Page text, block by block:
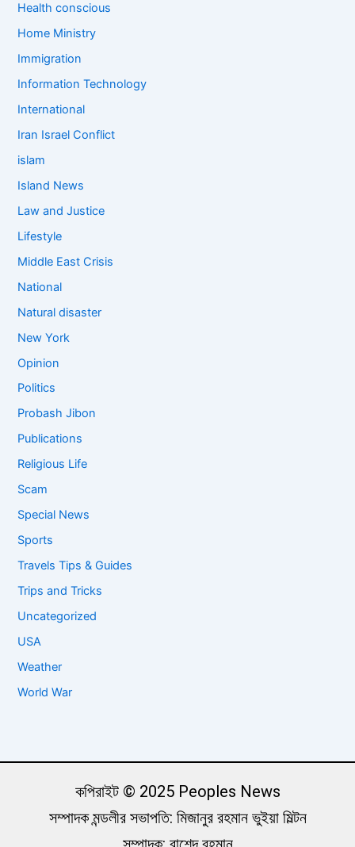
Health conscious
Home Ministry
Immigration
Information Technology
International
Iran Israel Conflict
islam
Island News
Law and Justice
Lifestyle
Middle East Crisis
National
Natural disaster
New York
Opinion
Politics
Probash Jibon
Publications
Religious Life
Scam
Special News
Sports
Travels Tips & Guides
Trips and Tricks
Uncategorized
USA
Weather
World War
কপিরাইট © 2025 Peoples News
সম্পাদক মন্ডলীর সভাপতি: মিজানুর রহমান ভুইয়া মিল্টন